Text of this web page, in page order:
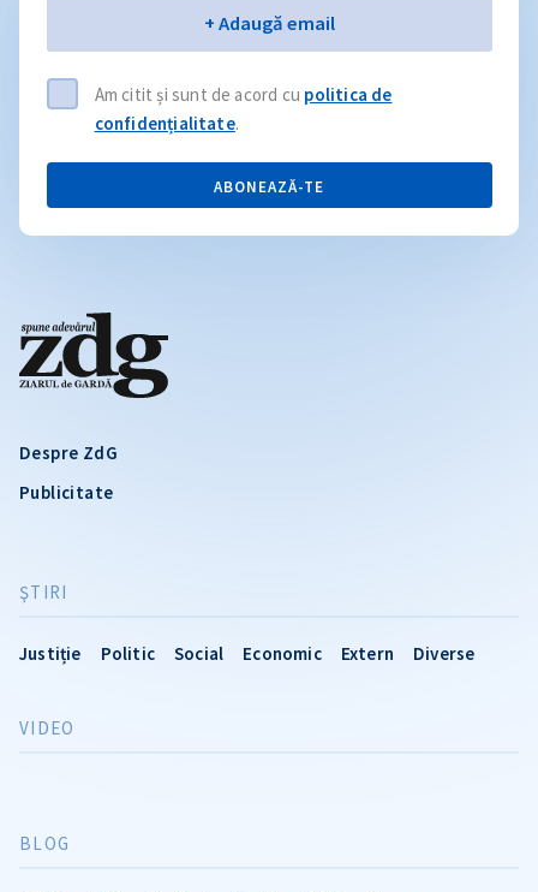
Despre ZdG
Publicitate
ŞTIRI
Justiție Politic Social Economic Extern Diverse
VIDEO
BLOG
+ Adaugă email
Am citit și sunt de acord cu politica de
confidențialitate.
ABONEAZĂ-TE